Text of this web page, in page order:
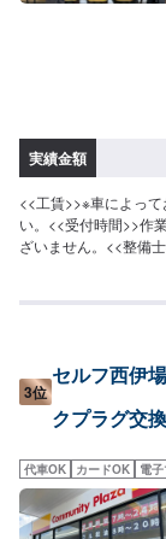
実績金額
<<工賃>>※車によっ
い。<<受付時間>>作
ざいません。<<整備
3位
セルフ西伊
クプラグ交換
代車OK カードOK 電